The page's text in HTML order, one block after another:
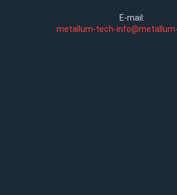
E-mail:
metallum-tech-